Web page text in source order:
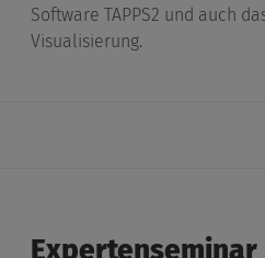
Software TAPPS2 und auch
Visualisierung.
Expertenseminar